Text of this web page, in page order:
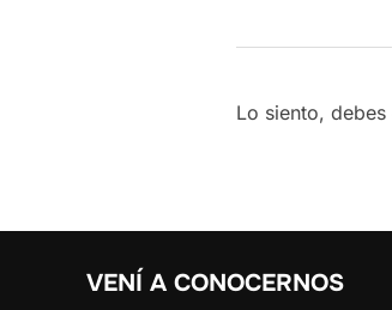
Lo siento, debes
VENÍ A CONOCERNOS